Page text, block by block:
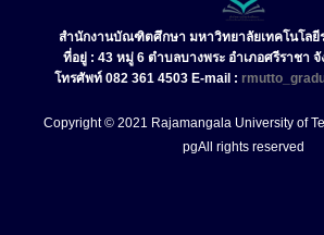
สำนักงานบัณฑิตศึกษา มหาวิทยาลัยเทคโนโลยี
ที่อยู่ : 43 หมู่ 6 ตำบลบางพระ อำเภอศรีราชา
โทรศัพท์ 082 361 4503 E-mail :
Copyright © 2021 Rajamangala University of
pgAll rights reserved